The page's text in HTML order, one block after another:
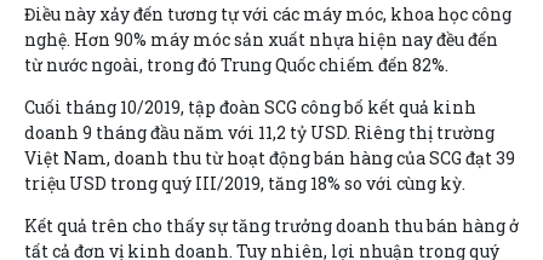
Điều này xảy đến tương tự với các máy móc, khoa học công
nghệ. Hơn 90% máy móc sản xuất nhựa hiện nay đều đến
từ nước ngoài, trong đó Trung Quốc chiếm đến 82%.
Cuối tháng 10/2019, tập đoàn SCG công bố kết quả kinh
doanh 9 tháng đầu năm với 11,2 tỷ USD. Riêng thị trường
Việt Nam, doanh thu từ hoạt động bán hàng của SCG đạt 39
triệu USD trong quý III/2019, tăng 18% so với cùng kỳ.
Kết quả trên cho thấy sự tăng trưởng doanh thu bán hàng ở
tất cả đơn vị kinh doanh. Tuy nhiên, lợi nhuận trong quý